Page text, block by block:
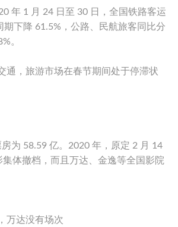
年 1 月 24 日至 30 日，全国铁路客运
期下降 61.5%，公路、民航旅客同比分
。
通，旅游市场在春节期间处于停滞状
为 58.59 亿。2020 年，原定 2 月 14
集体撤档，而且万达、金逸等全国影院
万达没有场次